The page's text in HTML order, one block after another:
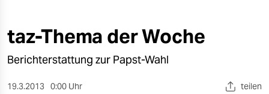
öko
gesellschaft
kultur
taz-Thema der Woche
Berichterstattung zur Papst-Wahl
19.3.2013 0:00 Uhr teilen